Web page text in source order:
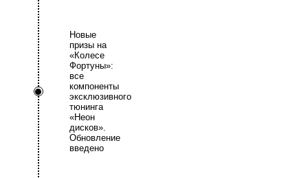
Новые
призы на
«Колесе
Фортуны»:
все
компоненты
эксклюзивного
тюнинга
«Неон
дисков».
Обновление
введено